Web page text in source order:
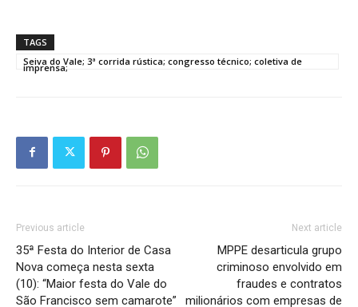
TAGS
Seiva do Vale; 3ª corrida rústica; congresso técnico; coletiva de
imprensa;
Previous article
35ª Festa do Interior de Casa
Nova começa nesta sexta
(10): “Maior festa do Vale do
São Francisco sem camarote”
Next article
MPPE desarticula grupo
criminoso envolvido em
fraudes e contratos
milionários com empresas de